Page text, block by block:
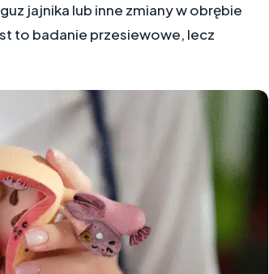
jajnika lub inne zmiany w obrębie
to badanie przesiewowe, lecz